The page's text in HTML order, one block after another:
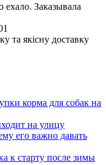
Заказывала
та якісну доставку
корма для собак на
на улицу
его важно давать
к старту после зимы